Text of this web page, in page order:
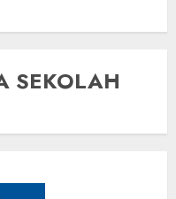
SEKOLAH